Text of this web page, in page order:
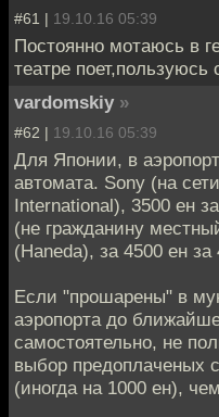
#61 | 19.10.16 05:39
Постоянно мотаюсь в
театре поет,пользуюсь
vardomskiy »
#62 | 19.10.16 05:39
Для Японии, в
автомата. Sony (на
International), 3500 ен
(не гражданину
(Haneda), за 4500 ен за
Если "прошарены" в
аэропорта до
самостоятельно, не
выбор предоплаченых
(иногда на 1000 ен),